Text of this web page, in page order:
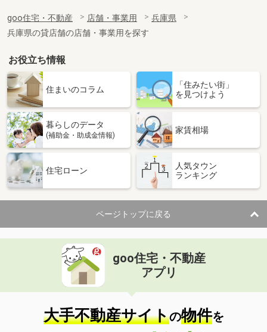
物件種別 貸店舗（建物一部）
使用面積 137.74m²
兵庫県神戸市東灘区住吉宮町４丁目
価 格
兵庫県神戸市東灘区住吉宮町４丁目
物件種別 貸店舗（建物一部）
使用面積
19.76m²
兵庫県神戸市東灘区岡本３丁目
36.30万円
住 所
兵庫県神戸市東灘区岡本３丁目
物件種別 貸店舗・事務所
使用面積 75m²
兵庫県神戸市垂水区神田町
価 格
38.50万円
住 所
兵庫県神戸市垂水区神田町
物件種別 貸店舗（建物一部）
使用面積
251.35m²
goo住宅・不動産 店舗・事業用
兵庫県
兵庫県の貸店舗の店舗・事業用を探す
お役立ち情報
住まいのコラム
「住みたい街」
を見つけよう
暮らしのデータ
(補助金・助成金情報)
家賃相場
住宅ローン
人気タウン
ランキング
ページトップに戻る
goo住宅・不動産
アプリ
大手不動産サイトの物件を